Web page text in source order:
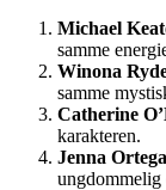
Michael
samme
Winona
samme
Catherine
karakteren.
Jenna Ortega
ungdommelig